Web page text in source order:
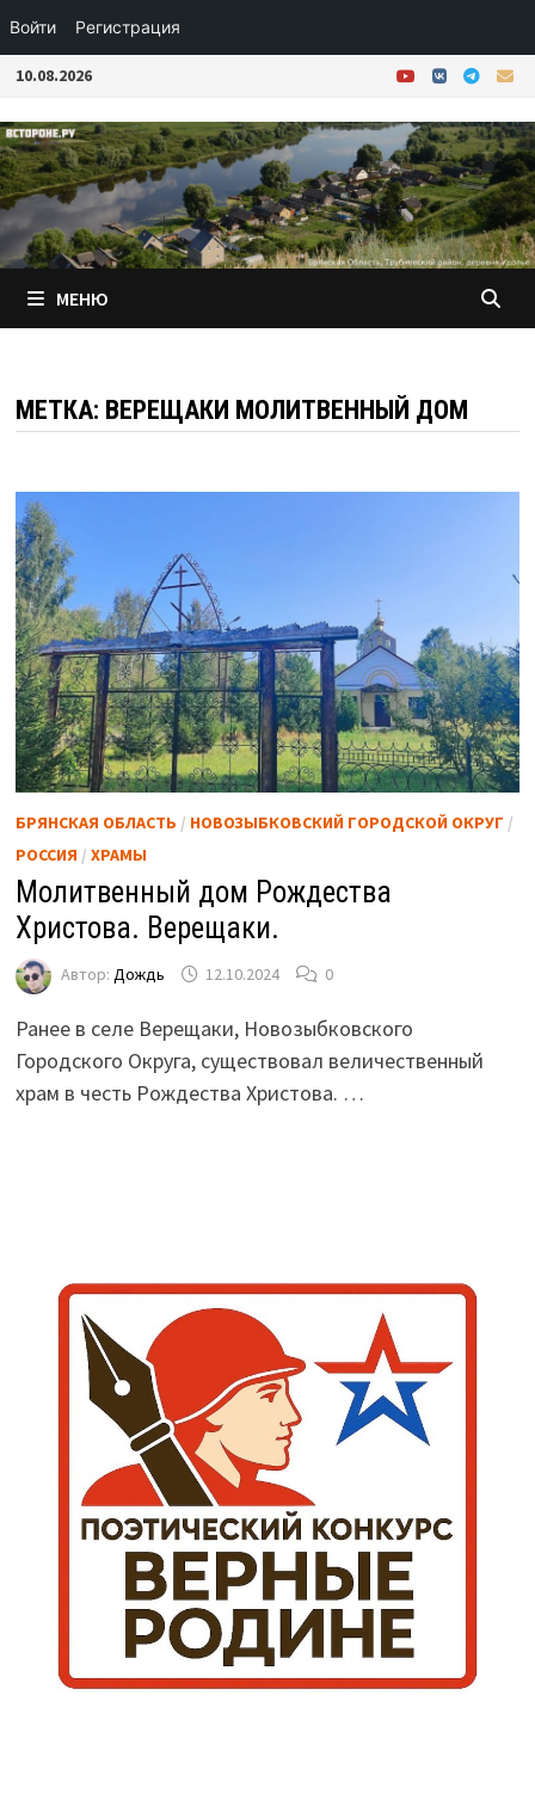
Войти Регистрация
Перейти
содержимому
10.08.2026
МЕНЮ
МЕТКА: ВЕРЕЩАКИ МОЛИТВЕННЫЙ ДОМ
БРЯНСКАЯ ОБЛАСТЬ / НОВОЗЫБКОВСКИЙ ГОРОДСКОЙ ОКРУГ /
РОССИЯ / ХРАМЫ
Молитвенный дом Рождества
Христова. Верещаки.
Автор: Дождь 12.10.2024 0
Ранее в селе Верещаки, Новозыбковского
Городского Округа, существовал величественный
храм в честь Рождества Христова. …